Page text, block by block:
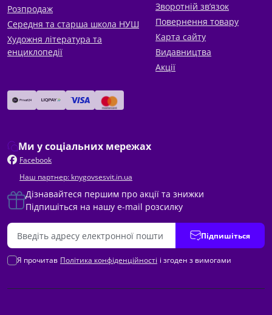
Розпродаж
Середня та старша школа НУШ
Художня література та
енциклопедії
Зворотній зв’язок
Повернення товару
Карта сайту
Видавництва
Акції
Ми у соціальних мережах
Facebook
Наш партнер: knygovsesvit.in.ua
Дізнавайтеся першим про акції та знижки
Підпишіться на нашу e-mail розсилку
Підпишіться
Я прочитав Політика конфіденційності і згоден з вимогами